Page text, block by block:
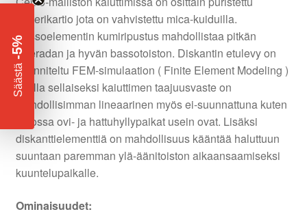
paperikartio jota on vahvistettu mica-kuiduilla.
Bassoelementin kumiripustus mahdollistaa pitkän
liikeradan ja hyvän bassotoiston. Diskantin etulevy on
suunniteltu FEM-simulaation ( Finite Element Modeling )
avulla sellaiseksi kaiuttimen taajuusvaste on
mahdollisimman lineaarinen myös ei-suunnattuna kuten
autossa ovi- ja hattuhyllypaikat usein ovat. Lisäksi
diskanttielementtiä on mahdollisuus kääntää haluttuun
suuntaan paremman ylä-äänitoiston aikaansaamiseksi
kuuntelupaikalle.
Ominaisuudet:
Säästä
-5%